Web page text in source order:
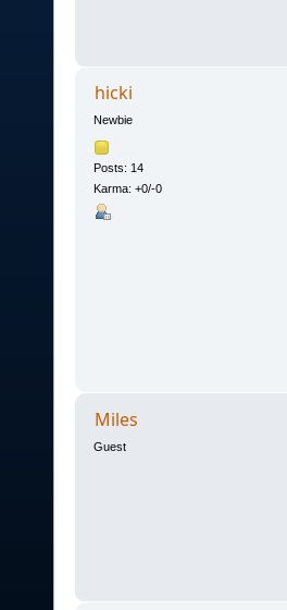
hicki
Newbie
Posts: 14
Karma: +0/-0
Miles
Guest